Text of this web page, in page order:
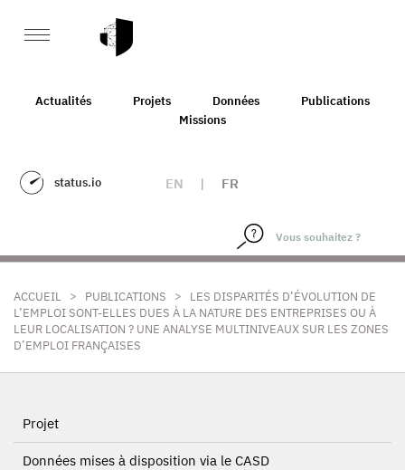
Actualités Projets Données
Publications
Missions
status.io EN | FR
ACCUEIL > PUBLICATIONS >
LES DISPARITÉS D’ÉVOLUTION DE
L’EMPLOI SONT-ELLES DUES À LA NATURE DES ENTREPRISES OU À
LEUR LOCALISATION ? UNE ANALYSE MULTINIVEAUX SUR LES ZONES
D’EMPLOI FRANÇAISES
Projet
Données mises à disposition via le CASD